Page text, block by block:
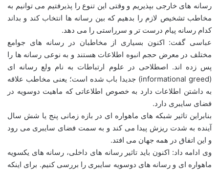
رسانه های خارجی بپذیریم و وقتی این تنوع را پذیرفتیم می توانیم به
مخاطب تشخیص لازم را بدهیم که بین رسانه ها انتخاب کند و بداند
کدام رسانه پیام درست تر و سرراستی را می دهد.
عباسی گفت: اکنون بسیاری از مخاطبان در رسانه های جوامع
مختلف در معرض حجم انبوه اطلاعات هستند و به نوعی رسانه ها را
پس زده اند. اصطلاحی در علوم ارتباطات به نام ولع رسانه ای
(informational greed) جدیدا باب شده است؛ یعنی مخاطب علاقه
به داشتن اطلاعات دارد به خصوص اطلاعاتی که ماهیت دوسویه در
فضای سایبری دارد.
بنابراین تاثیر شبکه های ماهواره ای در بازه زمانی پنج یا شش سال
آینده به شدت ریزش پیدا می کند و به سمت فضای سایبری می رود
و این اتفاق در همه جهان می افتد.
وی ادامه داد: اکنون باید تاثیر رسانه های داخلی، رسانه های یکسویه
ماهواره ای و رسانه های دوسویه سایبری را بررسی کنیم. برای اینکه